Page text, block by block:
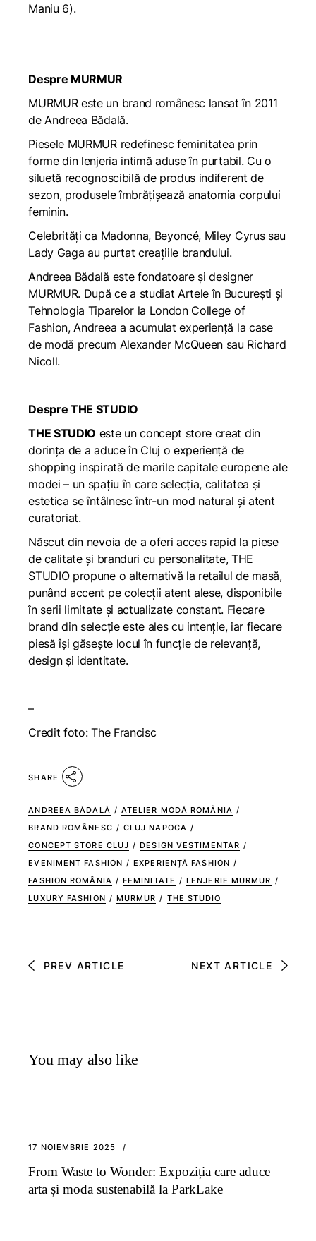
Maniu 6).
Despre MURMUR
MURMUR este un brand românesc lansat în 2011
de Andreea Bădală.
Piesele MURMUR redefinesc feminitatea prin
forme din lenjeria intimă aduse în purtabil. Cu o
siluetă recognoscibilă de produs indiferent de
sezon, produsele îmbrățișează anatomia corpului
feminin.
Celebrități ca Madonna, Beyoncé, Miley Cyrus sau
Lady Gaga au purtat creațiile brandului.
Andreea Bădală este fondatoare și designer
MURMUR. După ce a studiat Artele în București și
Tehnologia Tiparelor la London College of
Fashion, Andreea a acumulat experiență la case
de modă precum Alexander McQueen sau Richard
Nicoll.
Despre THE STUDIO
THE STUDIO este un concept store creat din
dorința de a aduce în Cluj o experiență de
shopping inspirată de marile capitale europene ale
modei – un spațiu în care selecția, calitatea și
estetica se întâlnesc într-un mod natural și atent
curatoriat.
Născut din nevoia de a oferi acces rapid la piese
de calitate și branduri cu personalitate, THE
STUDIO propune o alternativă la retailul de masă,
punând accent pe colecții atent alese, disponibile
în serii limitate și actualizate constant. Fiecare
brand din selecție este ales cu intenție, iar fiecare
piesă își găsește locul în funcție de relevanță,
design și identitate.
–
Credit foto: The Francisc
SHARE
ANDREEA BĂDALĂ / ATELIER MODĂ ROMÂNIA /
BRAND ROMÂNESC / CLUJ NAPOCA /
CONCEPT STORE CLUJ / DESIGN VESTIMENTAR /
EVENIMENT FASHION / EXPERIENȚĂ FASHION /
FASHION ROMÂNIA / FEMINITATE / LENJERIE MURMUR /
LUXURY FASHION / MURMUR / THE STUDIO
PREV ARTICLE NEXT ARTICLE
You may also like
17 NOIEMBRIE 2025
From Waste to Wonder: Expoziția care aduce
arta și moda sustenabilă la ParkLake